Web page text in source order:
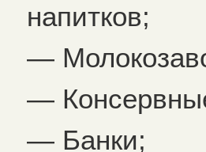
напитков;
—
—
— Банки;